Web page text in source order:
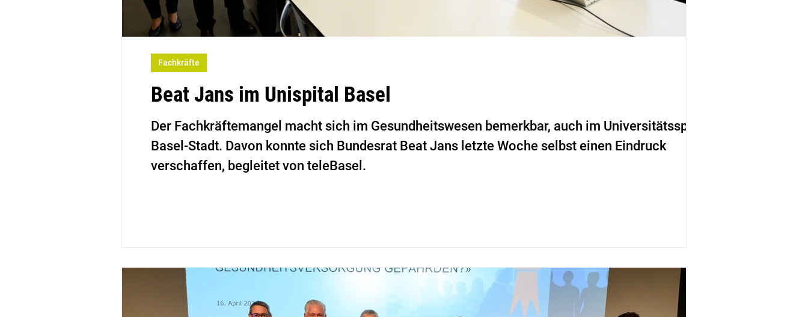
Beat Jans im Unispital Basel
Der Fachkräftemangel macht sich im Gesundheitswesen bemerkbar, auch im Universitätsspital
Basel-Stadt. Davon konnte sich Bundesrat Beat Jans letzte Woche selbst einen Eindruck
verschaffen, begleitet von teleBasel.
Fachkräfte